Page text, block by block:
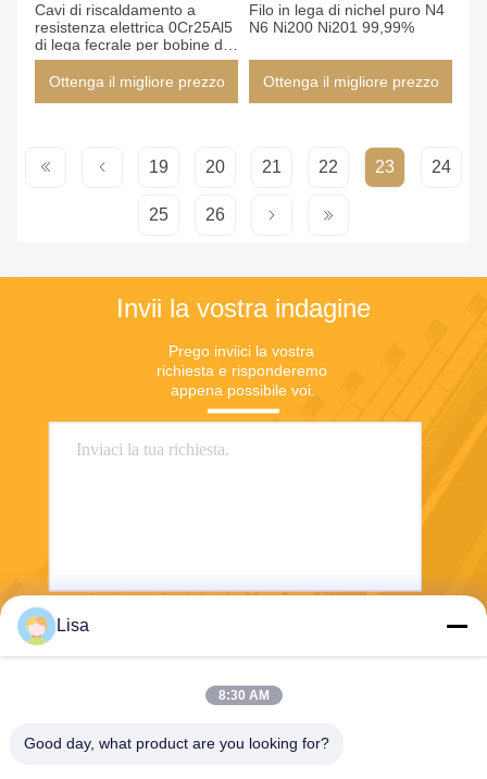
Cavi di riscaldamento a
resistenza elettrica 0Cr25Al5
di lega fecrale per bobine di
riscaldamento
Ottenga il migliore prezzo
Filo in lega di nichel puro N4
N6 Ni200 Ni201 99,99%
Ottenga il migliore prezzo
19 20 21 22 23 24
25 26
Invii la vostra indagine
Prego inviici la vostra
richiesta e risponderemo
appena possibile voi.
Lisa
8:30 AM
Good day, what product are you looking for?